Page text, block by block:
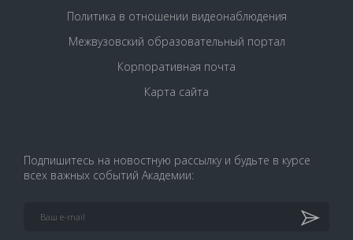
Политика в отношении видеонаблюдения
Межвузовский образовательный портал
Корпоративная почта
Карта сайта
Подпишитесь на новостную рассылку и будьте в курсе
всех важных событий Академии: